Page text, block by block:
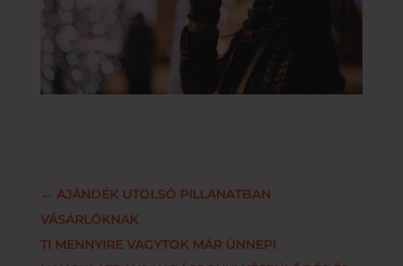
← AJÁNDÉK UTOLSÓ PILLANATBAN
VÁSÁRLÓKNAK
TI MENNYIRE VAGYTOK MÁR ÜNNEPI